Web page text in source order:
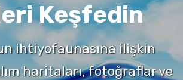
Keşfedin
ihtiyofaunasına ilişkin
haritaları, fotoğraflar ve